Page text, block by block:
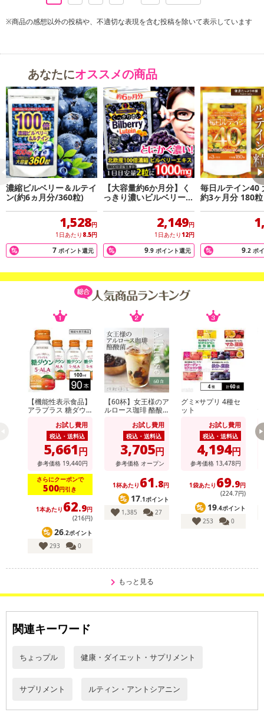
【大容量約6ヵ月分/360粒入り】
ワンランク上のクリアの為に北欧産100倍濃縮ビルベリー72,000mg
高配合！(※原料生換算)
PC/スマホ/運転/読書など現代社会に生きる方にオススメ！
クッキリ&スッキリに欠かせない必需品それが「北欧産ビルベリ
ー」
なぜ多数あるベリーの中でも、北欧産のビルベリーが注目されるの
か？
それは「アントシアニン」の含有量にありました。
ビルベリーはアントシアニンが豊富に含有されていることで知られ
ておりますが、その中でも北欧産のビルベリーは特に含有量が高い
と言われています。
その理由として白夜により長い日照時間に耐え、実を守らなければ
ならないために、アントシアニンが豊富になると言われています。
その証拠に北欧産ビルベリーの断面と普通のブルーベリーの断面を
比べてみると、北欧産ビルベリーの方が普通のブルーベリーよりも
遥かに濃い紫色をしており、このことからも、ビルベリーにはアン
トシアニンが豊富であるという事が言えます。
そこでアントシアニンをたっぷりと蓄えた「北欧産ビルベリー」
を、より効率的に摂取するために100倍にまで濃縮！！
そのビルベリーの配合量はなんと1袋に72,000mg(※原料生換算)と
高配合！！だから、PCやスマホ、運転、読書、デスクワークなどの
機会が多い現代人に是非とも摂り入れてほしい成分なのです！！
その他にもクッキリ&スッキリに欠かせない「ルテイン」を配合。
テレビや新聞などでも紹介されるほどであり、切っても切り離せな
ルテインは天然の黄色色素、カロテノイドの一種であり、主にマリ
ーゴールドの花弁や緑黄色野菜に含有されており、クッキリ&スッ
キリな毎日を過ごしたい方たちから支持されている成分です。
しかし、ルテインは年齢と共に減少していく成分でありながら体内
で合成ができない栄養素であり、なかなか摂取し続けることが難し
ンを配合！
◆『メグスリノキ』 カテキンなど様々な成分を含み、日本にだけ自
※商品の感想以外の投稿や、不適切な表現を含む投稿を除いて表示しています
あなたにオススメの商品
濃縮ビルベリー＆ルテイ
ン(約6ヵ月分/360粒)
1,528円
1日あたり 8.5円
7 ポイント還元
【大容量約6か月分】く
っきり濃いビルベリー＆
2,149円
1日あたり 12円
9.9 ポイント還元
毎日ルテイン40
約3ヶ月分 180粒
9.2 ポ
【機能性表示食品】
アラプラス 糖ダウ
お試し費用
税込・送料込
5,661円
参考価格 19,440円
さらにクーポンで
500円引き
1本あたり 62.9円
(216円)
26.2ポイント
293
0
【60杯】女王様のア
ルロース珈琲 酪酸
お試し費用
税込・送料込
3,705円
参考価格 オープン
1杯あたり 61.8円
17.1ポイント
1,385
27
グミ×サプリ 4種セ
ット
お試し費用
税込・送料込
4,194円
参考価格 13,478円
1袋あたり 69.9円
(224.7円)
19.4ポイント
253
0
もっと見る
関連キーワード
ちょっプル 健康・ダイエット・サプリメント
サプリメント ルティン・アントシアニン